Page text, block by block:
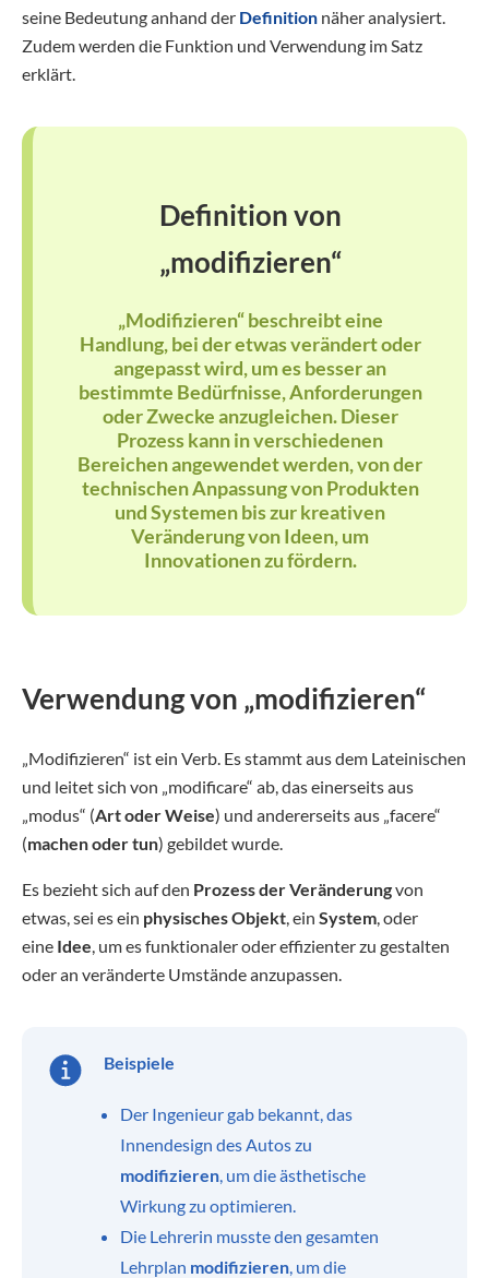
seine Bedeutung anhand der Definition näher analysiert.
Zudem werden die Funktion und Verwendung im Satz
erklärt.
Definition von
„modifizieren“
„Modifizieren“ beschreibt eine
Handlung, bei der etwas verändert oder
angepasst wird, um es besser an
bestimmte Bedürfnisse, Anforderungen
oder Zwecke anzugleichen. Dieser
Prozess kann in verschiedenen
Bereichen angewendet werden, von der
technischen Anpassung von Produkten
und Systemen bis zur kreativen
Veränderung von Ideen, um
Innovationen zu fördern.
Verwendung von „modifizieren“
„Modifizieren“ ist ein Verb. Es stammt aus dem Lateinischen
und leitet sich von „modificare“ ab, das einerseits aus
„modus“ (Art oder Weise) und andererseits aus „facere“
(machen oder tun) gebildet wurde.
Es bezieht sich auf den Prozess der Veränderungvon
etwas, sei es ein physisches Objekt, ein System, oder
eine Idee, um es funktionaler oder effizienter zu gestalten
oder an veränderte Umstände anzupassen.
Beispiele
Der Ingenieur gab bekannt, das
Innendesign des Autos zu
modifizieren, um die ästhetische
Wirkung zu optimieren.
Die Lehrerin musste den gesamten
Lehrplan modifizieren, um die